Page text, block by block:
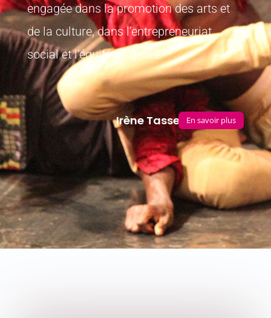
engagée dans la promotion des arts et
de la culture, dans l’entrepreneuriat
social et l’équité de genre.
Irène Tassembedo
En savoir plus